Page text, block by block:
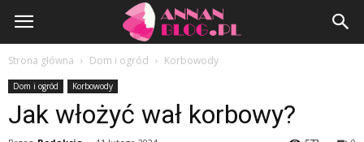
AnnanBlog.pl
Strona główna Dom i ogród Korbowody
Dom i ogród Korbowody
Jak włożyć wał korbowy?